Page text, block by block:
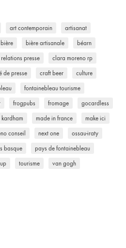
art contemporain artisanat
bière bière artisanale béarn
presse clara moreno rp
de presse craft beer culture
fontainebleau tourisme
frogpubs fromage gocardless
kardham made in france make ici
conseil next one ossau-iraty
basque pays de fontainebleau
tourisme van gogh